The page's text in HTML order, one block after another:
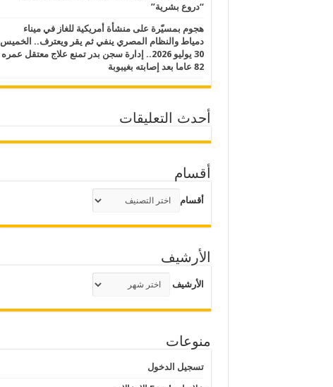
“دروع بشرية”
هجوم بمسيّرة على منشأة أمريكية للغاز في ميناء
دمياط والنظام المصري ينفي ثم يقر ويعترف.. الخميس
30 يوليو 2026.. إدارة سجن بدر تمنع علاج معتقل عمره
82 عاما بعد إصابته بغيبوبة
أحدث التعليقات
أقسام
أقسام
الأرشيف
الأرشيف
منوعات
تسجيل الدخول